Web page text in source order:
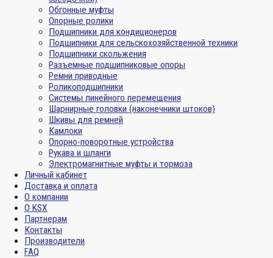
Обгонные муфты
Опорные ролики
Подшипники для кондиционеров
Подшипники для сельскохозяйственной техники
Подшипники скольжения
Разъемные подшипниковые опоры
Ремни приводные
Роликоподшипники
Системы линейного перемещения
Шарнирные головки (наконечники штоков)
Шкивы для ремней
Камлоки
Опорно-поворотные устройства
Рукава и шланги
Электромагнитные муфты и тормоза
Личный кабинет
Доставка и оплата
О компании
О KSX
Партнерам
Контакты
Производители
FAQ